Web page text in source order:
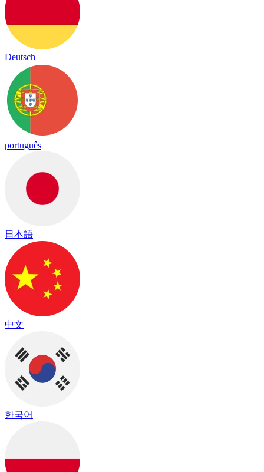
Deutsch
português
日本語
中文
한국어